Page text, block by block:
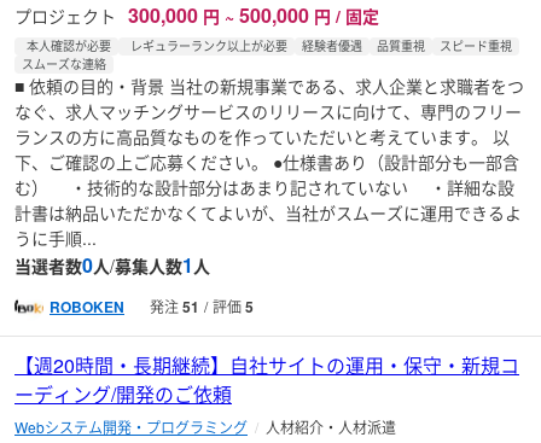
プロジェクト 300,000 円 ~ 500,000 円 / 固定
本人確認が必要 レギュラーランク以上が必要 経験者優遇 品質重視
スピード重視
スムーズな連絡
■ 依頼の目的・背景 当社の新規事業である、求人企業と求職者をつ
なぐ、求人マッチングサービスのリリースに向けて、専門のフリー
ランスの方に高品質なものを作っていただいと考えています。 以
下、ご確認の上ご応募ください。 ●仕様書あり（設計部分も一部含
む） ・技術的な設計部分はあまり記されていない ・詳細な設
計書は納品いただかなくてよいが、当社がスムーズに運用できるよ
うに手順...
当選者数0人/募集人数1 人
ROBOKEN 発注51 評価5
【週20時間・長期継続】自社サイトの運用・保守・新規コ
ーディング/開発のご依頼
Webシステム開発・プログラミング 人材紹介・人材派遣